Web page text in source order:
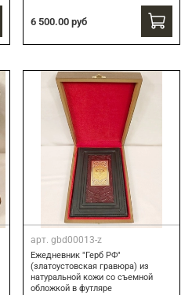
6 500.00 руб
арт. gbd00013-z
Ежедневник "Герб РФ"
(златоустовская гравюра) из
натуральной кожи со съемной
обложкой в футляре